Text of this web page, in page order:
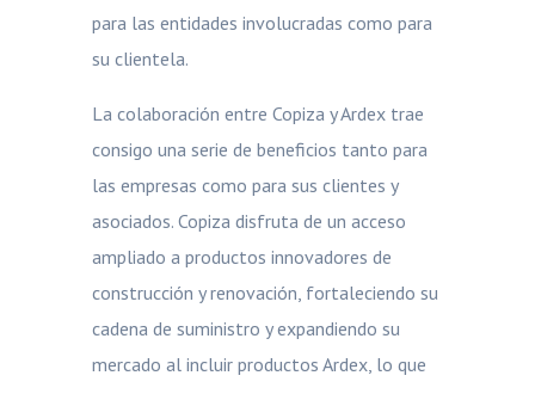
para las entidades involucradas como para
su clientela.
La colaboración entre Copiza y Ardex trae
consigo una serie de beneficios tanto para
las empresas como para sus clientes y
asociados. Copiza disfruta de un acceso
ampliado a productos innovadores de
construcción y renovación, fortaleciendo su
cadena de suministro y expandiendo su
mercado al incluir productos Ardex, lo que